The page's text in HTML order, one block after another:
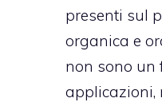
presenti sul
organica e
non sono un
applicazioni,